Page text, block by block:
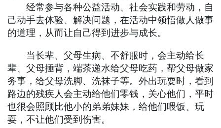
经常参与各种公益活动、社会实践和劳动，自
己动手去体验、解决问题，在活动中领悟做人做事
的道理，从而让自己得到进步与成长。
当长辈、父母生病、不舒服时，会主动给长
辈、父母捶背，端茶递水给父母吃药，帮父母做家
务事，给父母洗脚、洗袜子等。外出玩耍时，看到
路边的残疾人会主动给他们零钱，关心他们，平时
也很会照顾比他小的弟弟妹妹，给他们喂饭、玩
耍，不让他们受到伤害。